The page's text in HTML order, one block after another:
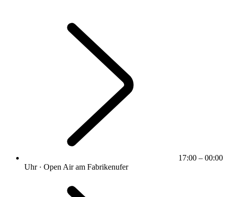
17:00 – 00:00
Uhr · Open Air am Fabrikenufer